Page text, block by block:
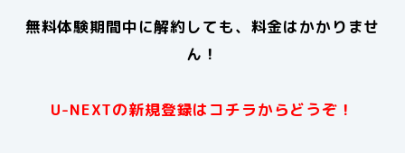
無料体験期間中に解約しても、料金はかかりませ
ん！
U-NEXTの新規登録はコチラからどうぞ！